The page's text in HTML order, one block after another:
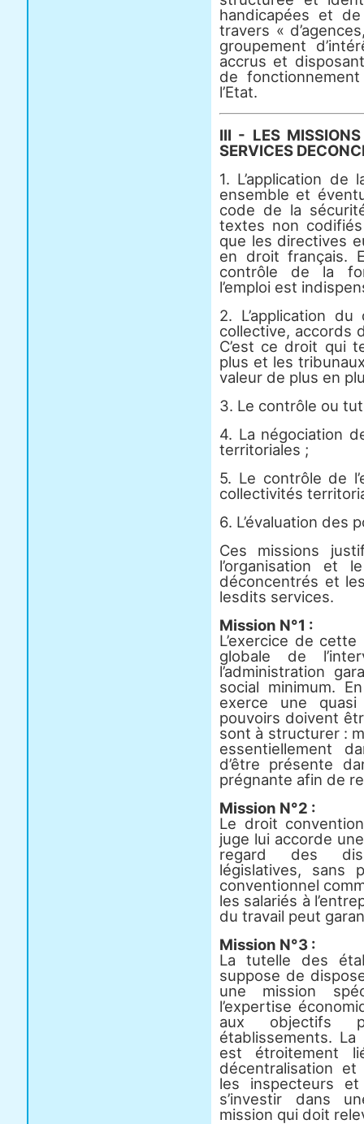
handicapées et
travers «
groupement
accrus et
de
l’Etat.
III - LES MISSIONS
SERVICES
1. L’application
ensemble et
code de la
textes non
que les directives
en droit français.
contrôle de la
l’emploi est
2. L’application
collective, accords
C’est ce droit qui
plus et les
valeur de plus en
3. Le contrôle ou
4. La négociation
territoriales ;
5. Le contrôle de
collectivités
6. L’évaluation des
Ces missions
l’organisation et
déconcentrés et
lesdits services.
Mission N°1 :
L’exercice de
globale de
l’administration
social minimum.
exerce une
pouvoirs doivent
sont à structurer :
essentiellement
d’être présente
prégnante afin de
Mission N°2 :
Le droit
juge lui accorde
regard des
législatives, sans
conventionnel
les salariés à
du travail peut
Mission N°3 :
La tutelle des
suppose de
une mission
l’expertise
aux objectifs
établissements.
est étroitement
décentralisation
les inspecteurs
s’investir dans
mission qui doit